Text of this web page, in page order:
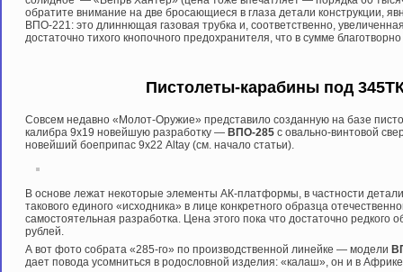
обратите внимание на две бросающиеся в глаза детали конструкции,
ВПО-221: это длиннющая газовая трубка и, соответственно,
достаточно тихого кнопочного предохранителя, что в сумме
Пистолеты-карабины под
Совсем недавно «Молот-Оружие» представило созданную на базе
калибра 9х19 новейшую разработку — ВПО-285 с овально-винтовой
новейший боеприпас 9х22 Altay (см. начало статьи).
В основе лежат некоторые элементы АК-платформы, в частности
такового единого «исходника» в лице конкретного образца
самостоятельная разработка. Цена этого пока что достаточно редкого
рублей.
А вот фото собрата «285-го» по производственной линейке — модели
дает повода усомниться в родословной изделия: «калаш», он и в